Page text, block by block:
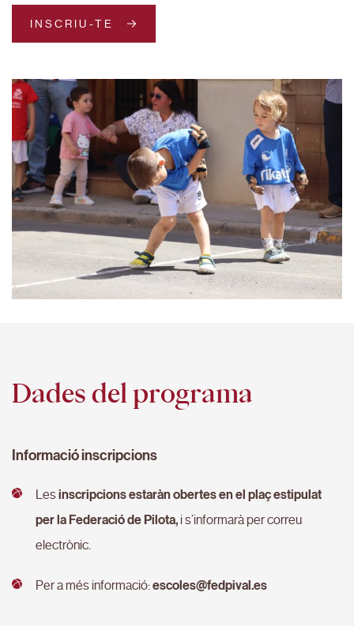
INSCRIU-TE
Dades del programa
Informació inscripcions
Lesinscripcions estaràn obertes en el plaç estipulat
per la Federació de Pilota, i s’informarà per correu
electrònic.
Per a més informació:escoles@fedpival.es